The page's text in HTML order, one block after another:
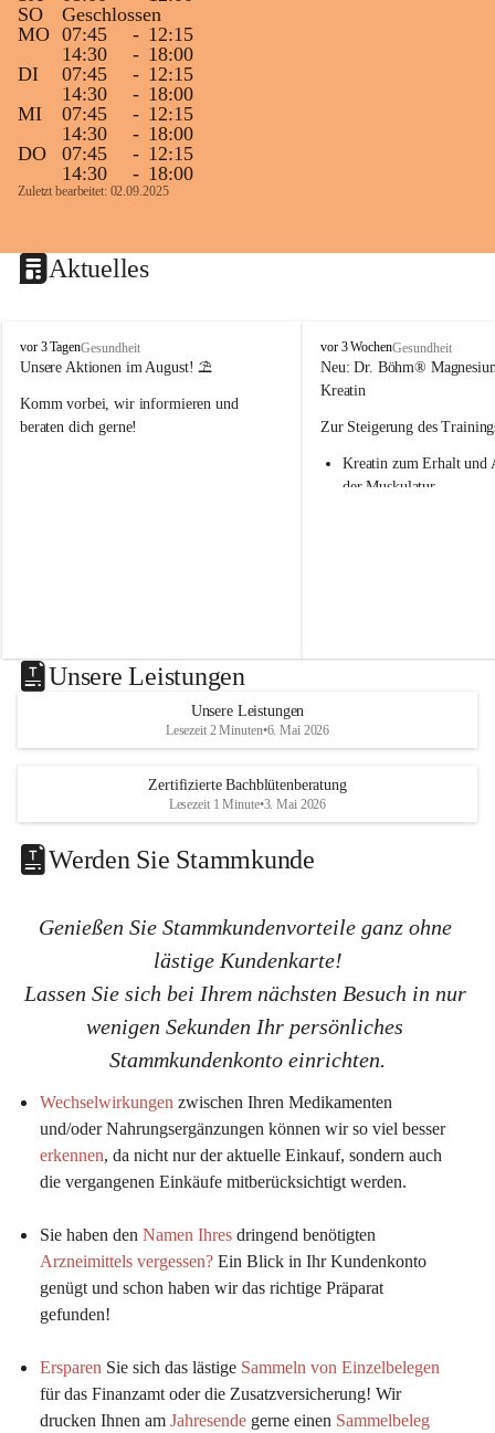
SO
Geschlossen
MO 07:45 - 12:15
14:30
- 18:00
DI
07:45 - 12:15
14:30
- 18:00
MI
07:45 - 12:15
14:30
- 18:00
DO
07:45 - 12:15
14:30
- 18:00
Zuletzt bearbeitet: 02.09.2025
Aktuelles
M
a
i
e
n
a
G
vor 3 TagenGesundheit
Unsere Aktionen im August! ⛱️
Komm vorbei, wir informieren und
beraten dich gerne!
M
a
r
e
n
K
G
vor 3 WochenGesundheit
Neu: Dr. Böhm®
Kreatin
Zur Steigerung des
Kreatin zum Erhalt und
der Muskulatur
31.7.2026
Unsere Leistungen
Unsere Leistungen
Lesezeit 2 Minuten•6. Mai 2026
Zertifizierte Bachblütenberatung
Lesezeit 1 Minute•3. Mai 2026
Werden Sie Stammkunde
Genießen Sie Stammkundenvorteile ganz ohne
lästige Kundenkarte!
Lassen Sie sich bei Ihrem nächsten Besuch in nur
wenigen Sekunden Ihr persönliches
Stammkundenkonto einrichten.
Wechselwirkungen zwischen Ihren Medikamenten
und/oder Nahrungsergänzungen können wir so viel besser
erkennen, da nicht nur der aktuelle Einkauf, sondern auch
die vergangenen Einkäufe mitberücksichtigt werden.
Sie haben den Namen Ihres dringend benötigten
Arzneimittels vergessen? Ein Blick in Ihr Kundenkonto
genügt und schon haben wir das richtige Präparat
gefunden!
Ersparen Sie sich das lästige Sammeln von Einzelbelegen
für das Finanzamt oder die Zusatzversicherung! Wir
drucken Ihnen am Jahresende gerne einen Sammelbeleg